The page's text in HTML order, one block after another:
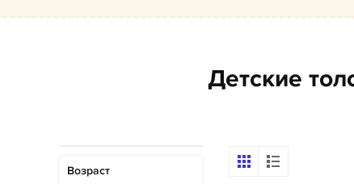
Детские
Возраст